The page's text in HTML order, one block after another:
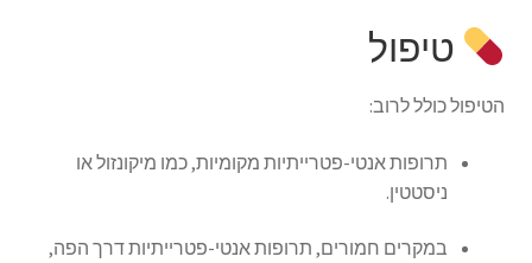
טיפול
הטיפול כולל לרוב:
תרופות אנטי-פטרייתיות מקומיות, כמו מיקונזול או
ניסטטין.
במקרים חמורים, תרופות אנטי-פטרייתיות דרך הפה,